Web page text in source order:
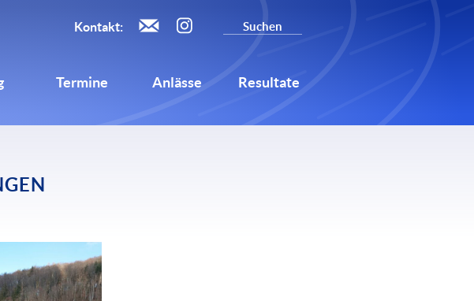
Termine Anlässe Resultate
Kontakt: